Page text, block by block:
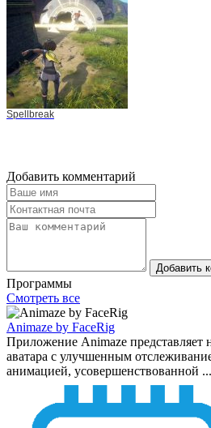
Spellbreak
Добавить комментарий
Добавить
Программы
Смотреть все
Animaze by FaceRig
Приложение Animaze представляет
аватара с улучшенным
анимацией, усовершенствованной ...